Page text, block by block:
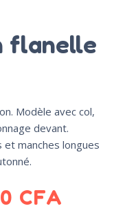
flanelle
Modèle avec col,
devant.
et manches longues
CFA